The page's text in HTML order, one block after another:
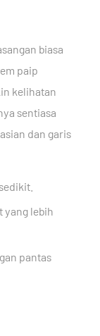
biasa
paip
kelihatan
sentiasa
dan garis
yang lebih
pantas